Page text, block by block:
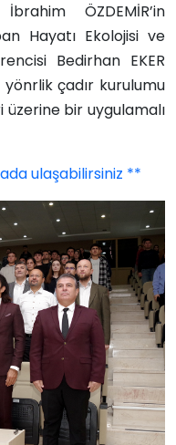
ÖZDEMİR’in
Hayatı Ekolojisi ve
Bedirhan EKER
çadır kurulumu
bir uygulamalı
ulaşabilirsiniz **